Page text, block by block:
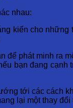
nhau:
kiến ​​cho
để phát minh ra
bạn đang
tới các cách
lại một thay